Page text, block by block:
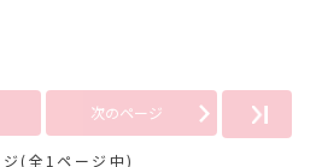
次のページ
(全1ページ中)